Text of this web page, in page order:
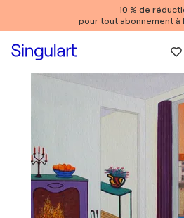
10 % de
pour tout abonnement à